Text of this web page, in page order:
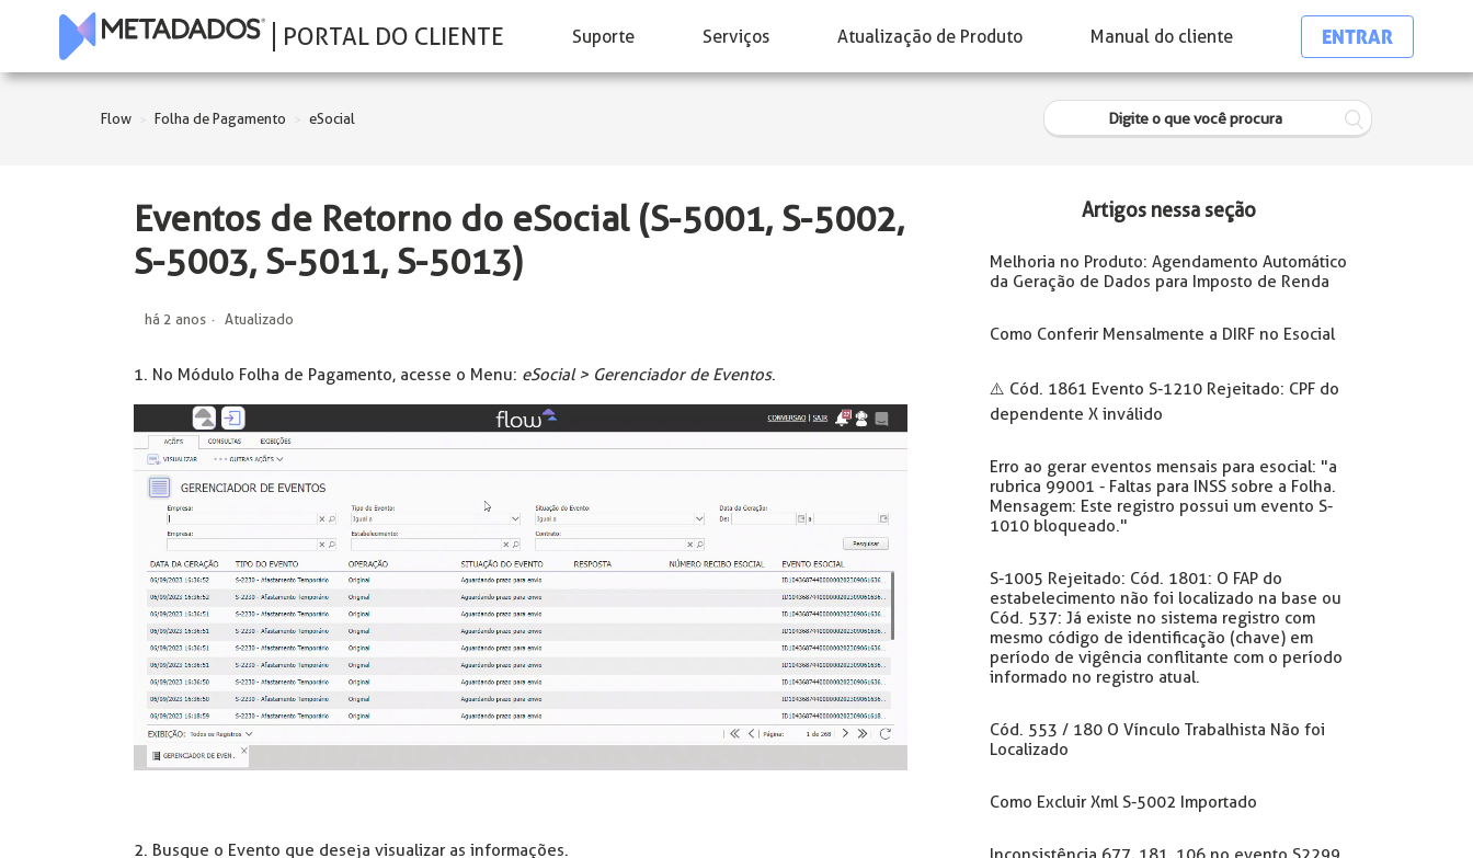
PORTAL DO CLIENTE Suporte Serviços Atualização de Produto Manual do cliente ENTRAR
Flow Folha de Pagamento eSocial
Eventos de Retorno do eSocial (S-5001, S-5002,
S-5003, S-5011, S-5013)
há 2 anos Atualizado
1. No Módulo Folha de Pagamento, acesse o Menu: eSocial > Gerenciador de Eventos.
2. Busque o Evento que deseja visualizar as informações.
Artigos nessa seção
Melhoria no Produto: Agendamento Automático
da Geração de Dados para Imposto de Renda
Como Conferir Mensalmente a DIRF no Esocial
⚠️ Cód. 1861 Evento S-1210 Rejeitado: CPF do
dependente X inválido
Erro ao gerar eventos mensais para esocial: "a
rubrica 99001 - Faltas para INSS sobre a Folha.
Mensagem: Este registro possui um evento S-
1010 bloqueado."
S-1005 Rejeitado: Cód. 1801: O FAP do
estabelecimento não foi localizado na base ou
Cód. 537: Já existe no sistema registro com
mesmo código de identificação (chave) em
período de vigência conflitante com o período
informado no registro atual.
Cód. 553 / 180 O Vínculo Trabalhista Não foi
Localizado
Como Excluir Xml S-5002 Importado